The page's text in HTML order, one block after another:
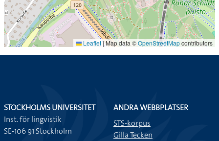
Leaflet |Map data ©OpenStreetMapcontributors
STOCKHOLMS UNIVERSITET
Inst. för lingvistik
SE-106 91 Stockholm
ANDRA WEBBPLATSER
STS-korpus
Gilla Tecken